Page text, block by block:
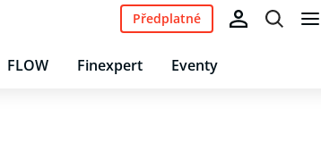
FLOW Finexpert Eventy
Předplatné